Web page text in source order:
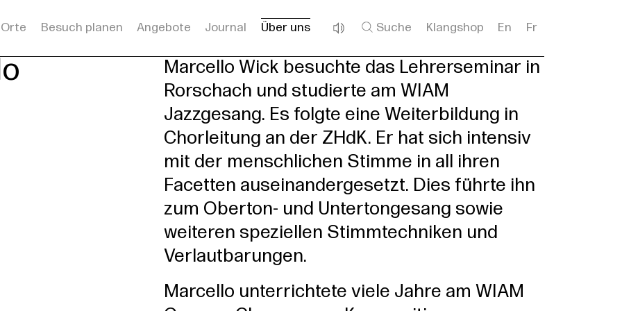
Orte Besuch planen Angebote Journal Über uns Suche Klangshop En Fr
Marcello Wick besuchte das Lehrerseminar in
Rorschach und studierte am WIAM
Jazzgesang. Es folgte eine Weiterbildung in
Chorleitung an der ZHdK. Er hat sich intensiv
mit der menschlichen Stimme in all ihren
Facetten auseinandergesetzt. Dies führte ihn
zum Oberton- und Untertongesang sowie
weiteren speziellen Stimmtechniken und
Verlautbarungen.
Marcello unterrichtete viele Jahre am WIAM